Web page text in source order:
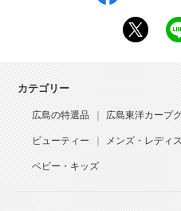
カテゴリー
広島の特選品 広島東洋カープ
ビューティー メンズ・レディ
ベビー・キッズ